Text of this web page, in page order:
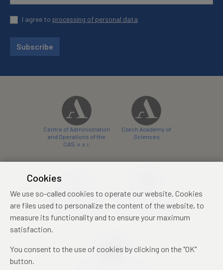
I agree to processing of personal data
Subscribe
Centre of Administration
and Operations of the
CAS, v. v. i.
Czech Academy of
Sciences
conference centre
konferenční centrum
Cookies
We use so-called cookies to operate our website. Cookies
are files used to personalize the content of the website, to
measure its functionality and to ensure your maximum
satisfaction.
You consent to the use of cookies by clicking on the "OK"
button.